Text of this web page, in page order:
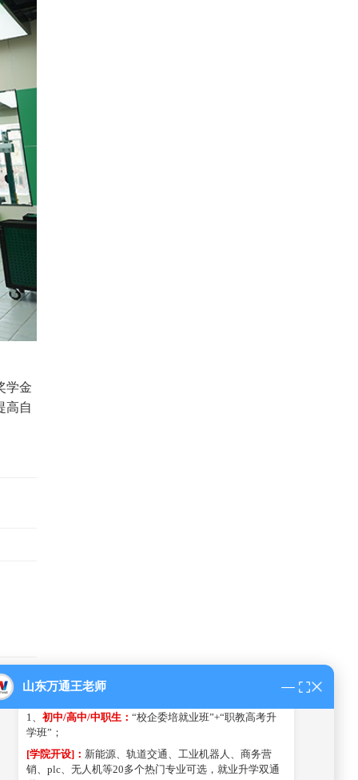
学金
高自
关注官方微信号
山东万通王老师
山东万通专注职业教育38年
式独立校园：
1、 初中/高中/中职生： “校企委培就业班”+“职教高考升
学班”；
[学院开设]： 新能源、轨道交通、工业机器人、商务营
销、plc、无人机等20多个热门专业可选，就业升学双通